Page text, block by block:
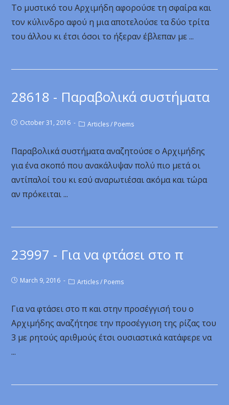
Το μυστικό του Αρχιμήδη αφορούσε τη σφαίρα και
τον κύλινδρο αφού η μια αποτελούσε τα δύο τρίτα
του άλλου κι έτσι όσοι το ήξεραν έβλεπαν με ...
28618 - Παραβολικά συστήματα
October 31, 2016 Articles / Poems
Παραβολικά συστήματα αναζητούσε ο Αρχιμήδης
για ένα σκοπό που ανακάλυψαν πολύ πιο μετά οι
αντίπαλοί του κι εσύ αναρωτιέσαι ακόμα και τώρα
αν πρόκειται ...
23997 - Για να φτάσει στο π
March 9, 2016 Articles / Poems
Για να φτάσει στο π και στην προσέγγισή του ο
Αρχιμήδης αναζήτησε την προσέγγιση της ρίζας του
3 με ρητούς αριθμούς έτσι ουσιαστικά κατάφερε να
...